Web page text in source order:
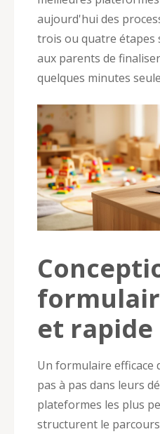
aujourd'hui des
trois ou quatre étapes
aux parents de
quelques minutes
et
Un formulaire efficace
pas à pas dans leurs
plateformes les plus
structurent le